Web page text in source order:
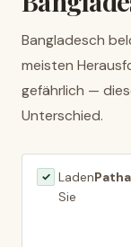
Bangladesch
meisten
gefährlich —
Unterschied.
✓ Laden
Sie